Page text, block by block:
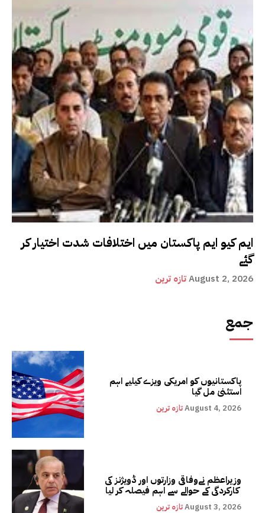
ایم کیو ایم پاکستان میں اختلافات شدت اختیار کر
گئے
تازہ ترینAugust 2, 2026
جمع
پاکستانیوں کو امریکی ویزے کیلیے اہم
استثنیٰ مل گیا
تازہ ترینAugust 4, 2026
وزیراعظم نےوفاقی وزارتوں اور ڈویژنز کی
کارکردگی کے حوالے سے اہم فیصلہ کر لیا
تازہ ترینAugust 3, 2026